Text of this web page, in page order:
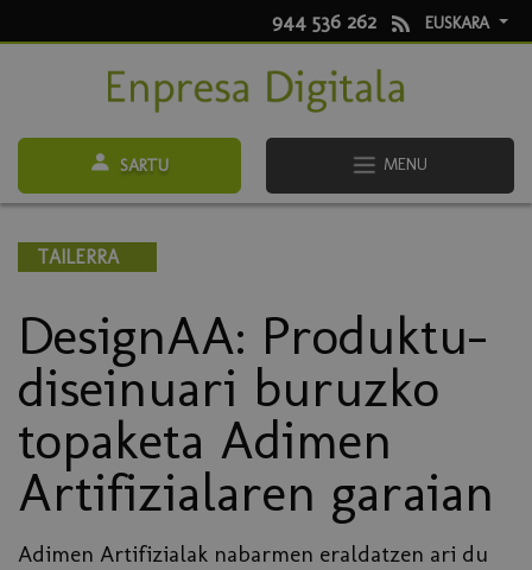
944 536 262 EUSKARA
SARTU MENU
TAILERRA
DesignAA: Produktu-
diseinuari buruzko
topaketa Adimen
Artifizialaren garaian
Adimen Artifizialak nabarmen eraldatzen ari du